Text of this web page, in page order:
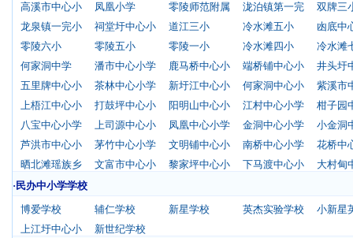
高溪市中心小
凤凰小学 零陵师范附属 泷泊镇第一完
双牌三
龙泉镇一完小
祠堂圩中心小 道江三小 冷水滩五小
凼底中
零陵六小
零陵五小 零陵一小 冷水滩四小
冷水滩
何家洞中学
潘市中心小学 鹿马桥中心小 端桥铺中心小
井头圩
五里牌中心小
茶林中心小学 新圩江中心小 何家洞中心小
紫溪市
上梧江中心小
打鼓坪中心小 阳明山中心小 江村中心小学
柑子园
八宝中心小学
上司源中心小 凤凰中心小学 金洞中心小学
小金洞
芦洪市中心小
茅竹中心小学 文明铺中心小 南桥中心小学
花桥中
晒北滩瑶族乡
文富市中心小 黎家坪中心小 下马渡中心小
大村甸
·民办中小学学校
博爱学校
辅仁学校 新星学校 英杰实验学校
小新星
上江圩中心小
新世纪学校